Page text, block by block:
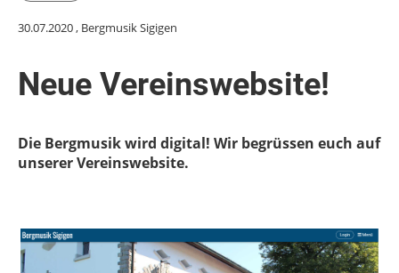
30.07.2020, Bergmusik Sigigen
Neue Vereinswebsite!
Die Bergmusik wird digital! Wir begrüssen euch auf
unserer Vereinswebsite.